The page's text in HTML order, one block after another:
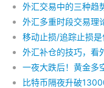
外汇交易中的三种趋
外汇多重时段交易理
移动止损/追踪止损
外汇补仓的技巧，看
一夜大跌后！黄金多
比特币隔夜升破